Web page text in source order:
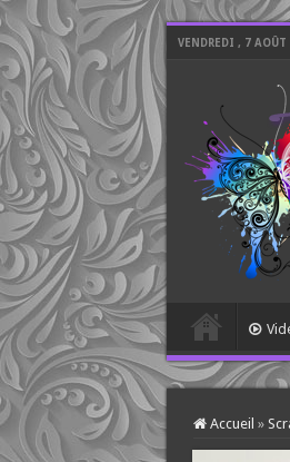
VENDREDI , 7 AOÛT
Accueil »